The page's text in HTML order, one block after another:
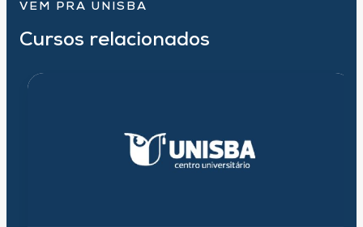
VEM PRA UNISBA
Cursos relacionados